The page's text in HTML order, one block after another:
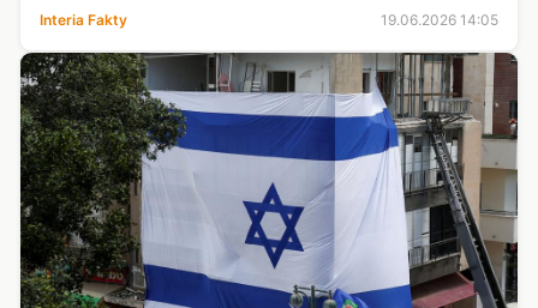
można się spodziewać intensywnych ulew i porywistego
wiatru. W Niemczech ta burza doprow...
Interia Fakty 19.06.2026 14:05